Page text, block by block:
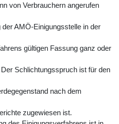
von Verbrauchern angerufen
AMÖ-Einigungsstelle in der
gültigen Fassung ganz oder
Schlichtungsspruch ist für den
nach dem
zugewiesen ist.